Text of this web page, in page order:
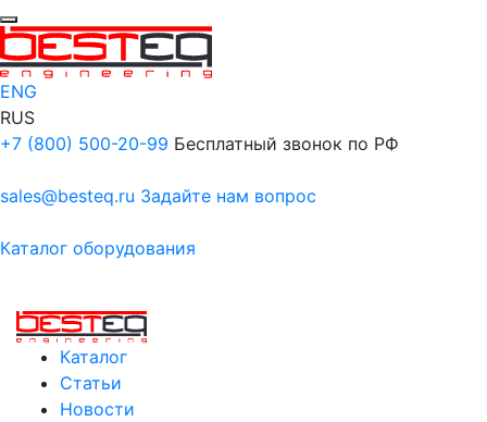
ENG
RUS
+7 (800) 500-20-99 Бесплатный звонок по РФ
sales@besteq.ru Задайте нам вопрос
Каталог оборудования
Каталог
Статьи
Новости